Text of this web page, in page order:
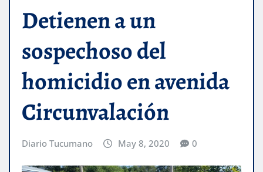
Detienen a un
sospechoso del
homicidio en avenida
Circunvalación
Diario Tucumano May 8, 2020 0